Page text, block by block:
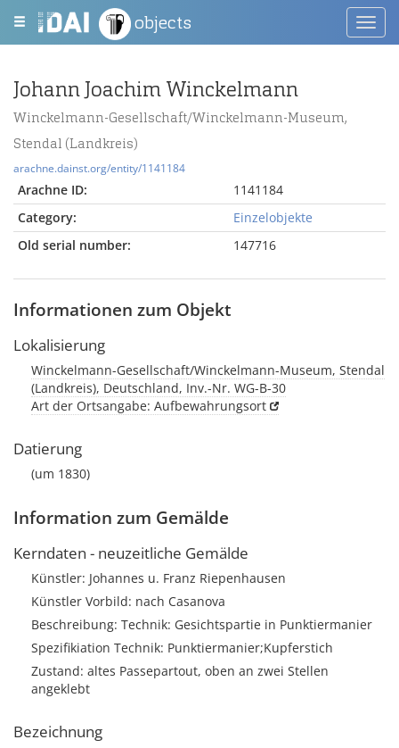
objects
Johann Joachim Winckelmann
Winckelmann-Gesellschaft/Winckelmann-Museum,
Stendal (Landkreis)
arachne.dainst.org/entity/1141184
Arachne ID:
1141184
Category:
Einzelobjekte
Old serial number:
147716
Informationen zum Objekt
Lokalisierung
Winckelmann-Gesellschaft/Winckelmann-Museum, Stendal
(Landkreis), Deutschland, Inv.-Nr. WG-B-30
Art der Ortsangabe: Aufbewahrungsort
Datierung
(um 1830)
Information zum Gemälde
Kerndaten - neuzeitliche Gemälde
Künstler: Johannes u. Franz Riepenhausen
Künstler Vorbild: nach Casanova
Beschreibung: Technik: Gesichtspartie in Punktiermanier
Spezifikiation Technik: Punktiermanier;Kupferstich
Zustand: altes Passepartout, oben an zwei Stellen
angeklebt
Bezeichnung